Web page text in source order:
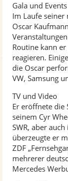
Gala und Events
Im Laufe
Oscar
Routine kann
reagieren.
die Oscar
VW, Samsung
TV und Video
Er eröffnete die
seinem Cyr
SWR, aber
überzeugte er
ZDF
mehrerer
Mercedes